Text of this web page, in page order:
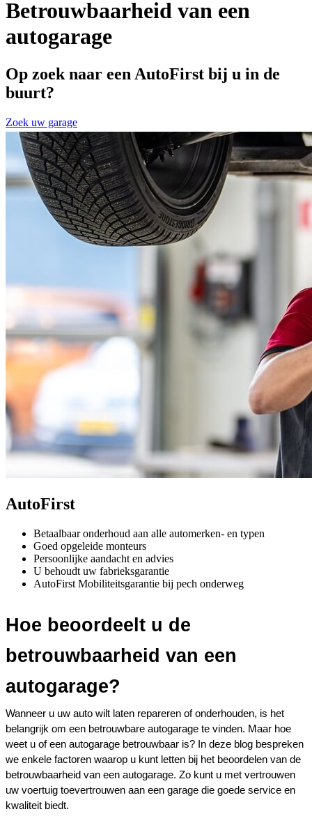
Betrouwbaarheid van een
autogarage
Op zoek naar een AutoFirst bij u in de
buurt?
Zoek uw garage
AutoFirst
Betaalbaar onderhoud aan alle automerken- en typen
Goed opgeleide monteurs
Persoonlijke aandacht en advies
U behoudt uw fabrieksgarantie
AutoFirst Mobiliteitsgarantie bij pech onderweg
Hoe beoordeelt u de
betrouwbaarheid van een
autogarage?
Wanneer u uw auto wilt laten repareren of onderhouden, is het
belangrijk om een betrouwbare autogarage te vinden. Maar hoe
weet u of een autogarage betrouwbaar is? In deze blog bespreken
we enkele factoren waarop u kunt letten bij het beoordelen van de
betrouwbaarheid van een autogarage. Zo kunt u met vertrouwen
uw voertuig toevertrouwen aan een garage die goede service en
kwaliteit biedt.